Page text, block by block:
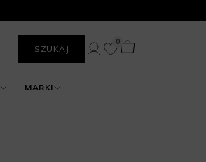
SZUKAJ
MARKI
0